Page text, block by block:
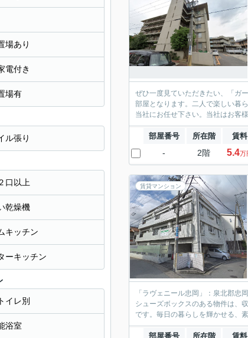
ぜひ一度見ていただきたい、「ガ
部屋となります。二人で楽しい暮
当社にお任せ下さい。当社はお客
部屋番号 所在階 賃料
- 2階 5.4万
賃貸マンション
「ラヴェニール忠岡」：泉北郡忠
シューズボックスのある物件は、
です。毎日の暮らしを輝かせる、
部屋番号 所在階 賃料
場あり
電付き
場有
ル張り
口以上
乾燥機
キッチン
ーキッチン
イレ別
浴室